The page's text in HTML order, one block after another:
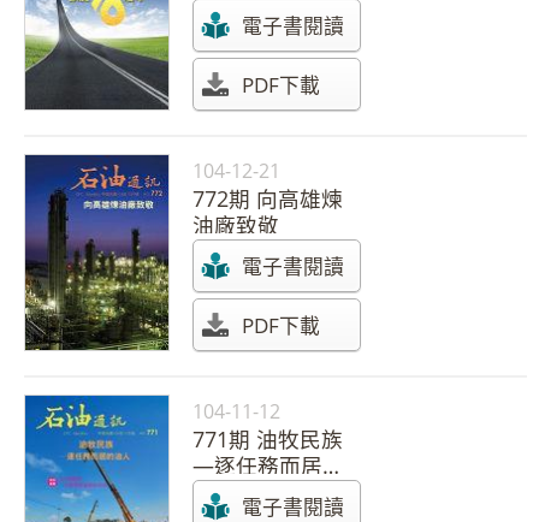
電子書閱讀
PDF下載
104-12-21
772期 向高雄煉
油廠致敬
電子書閱讀
PDF下載
104-11-12
771期 油牧民族
—逐任務而居的
油人
電子書閱讀